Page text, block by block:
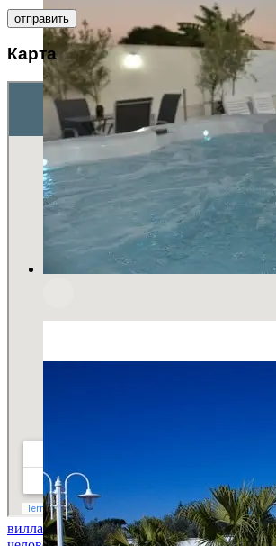
Карта
вилла на 4 человекавилла на 5 человек